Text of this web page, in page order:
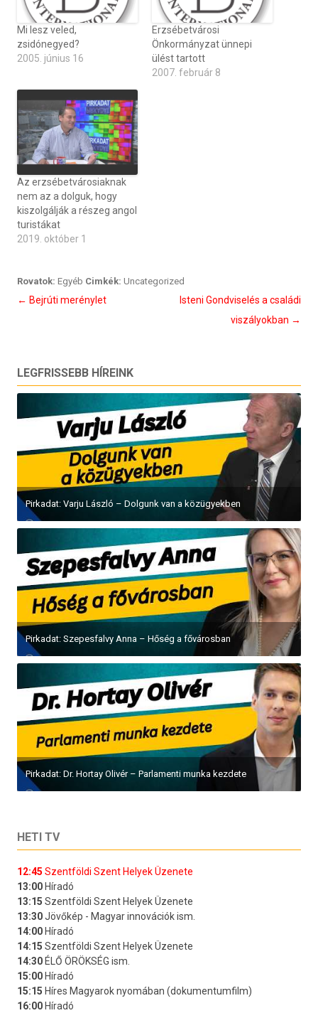
Mi lesz veled,
zsidónegyed?
2005. június 16
Erzsébetvárosi
Önkormányzat ünnepi
ülést tartott
2007. február 8
Az erzsébetvárosiaknak
nem az a dolguk, hogy
kiszolgálják a részeg angol
turistákat
2019. október 1
Rovatok: Egyéb Cimkék: Uncategorized
Bejegyzés
← Bejrúti merénylet
Isteni Gondviselés a családi
viszályokban →
LEGFRISSEBB HÍREINK
Pirkadat: Varju László – Dolgunk van a közügyekben
Pirkadat: Szepesfalvy Anna – Hőség a fővárosban
Pirkadat: Dr. Hortay Olivér – Parlamenti munka kezdete
HETI TV